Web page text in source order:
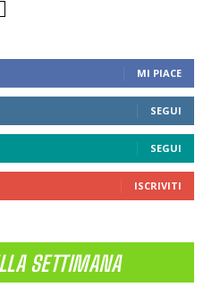
MI PIACE
SEGUI
SEGUI
ISCRIVITI
SETTIMANA